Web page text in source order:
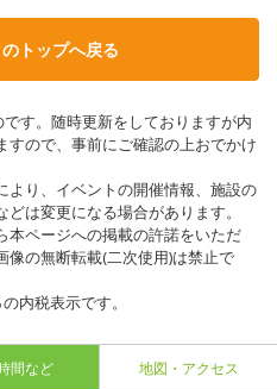
トップへ戻る
す。随時更新をしておりますが内
ので、事前にご確認の上おでかけ
り、イベントの開催情報、施設の
は変更になる場合があります。
ページへの掲載の許諾をいただ
像の無断転載(二次使用)は禁止で
内税表示です。
間など 地図・アクセス